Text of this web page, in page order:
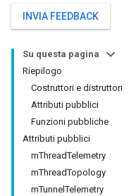
INVIA FEEDBACK
Su questa pagina
Riepilogo
Costruttori e distruttori
Attributi pubblici
Funzioni pubbliche
Attributi pubblici
mThreadTelemetry
mThreadTopology
mTunnelTelemetry